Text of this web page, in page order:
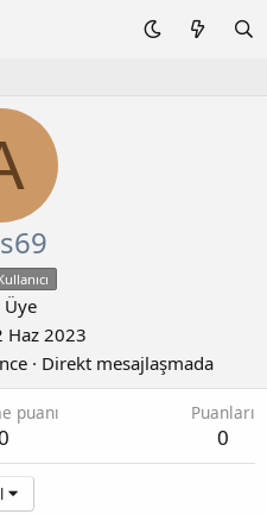
Üye
Haz 2023
· Direkt mesajlaşmada
puanı Puanları
0